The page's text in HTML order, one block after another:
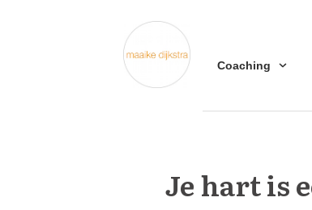
Coaching
Je hart is